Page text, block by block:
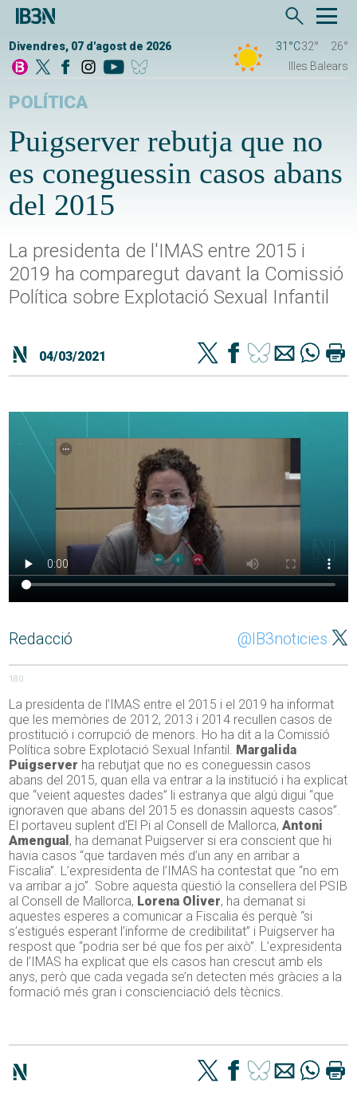
Divendres, 07 d'agost de 2026 31°C32°
26°
Illes Balears
POLÍTICA
Puigserver rebutja que no
es coneguessin casos abans
del 2015
La presidenta de l'IMAS entre 2015 i
2019 ha comparegut davant la Comissió
Política sobre Explotació Sexual Infantil
04/03/2021
Redacció @IB3noticies
180
La presidenta de l’IMAS entre el 2015 i el 2019 ha informat
que les memòries de 2012, 2013 i 2014 recullen casos de
prostitució i corrupció de menors. Ho ha dit a la Comissió
Política sobre Explotació Sexual Infantil. Margalida
Puigserver ha rebutjat que no es coneguessin casos
abans del 2015, quan ella va entrar a la institució i ha explicat
que “veient aquestes dades” li estranya que algú digui “que
ignoraven que abans del 2015 es donassin aquests casos”.
El portaveu suplent d’El Pi al Consell de Mallorca,Antoni
Amengual , ha demanat Puigserver si era conscient que hi
havia casos “que tardaven més d’un any en arribar a
Fiscalia”. L’expresidenta de l’IMAS ha contestat que “no em
va arribar a jo”. Sobre aquesta qüestió la consellera del PSIB
al Consell de Mallorca, Lorena Oliver, ha demanat si
aquestes esperes a comunicar a Fiscalia és perquè “si
s’estigués esperant l’informe de credibilitat” i Puigserver ha
respost que “podria ser bé que fos per això”. L’expresidenta
de l’IMAS ha explicat que els casos han crescut amb els
anys, però que cada vegada se’n detecten més gràcies a la
formació més gran i conscienciació dels tècnics.